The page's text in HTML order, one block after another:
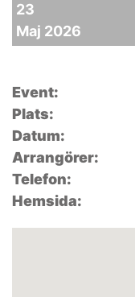
23
Maj 2026
Event:
Plats:
Datum:
Arrangörer:
Telefon:
Hemsida: